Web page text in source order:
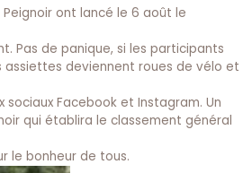
ont lancé le 6 août le
Pas de panique, si les participants
assiettes deviennent roues de vélo et
Facebook et Instagram. Un
qui établira le classement général
le bonheur de tous.